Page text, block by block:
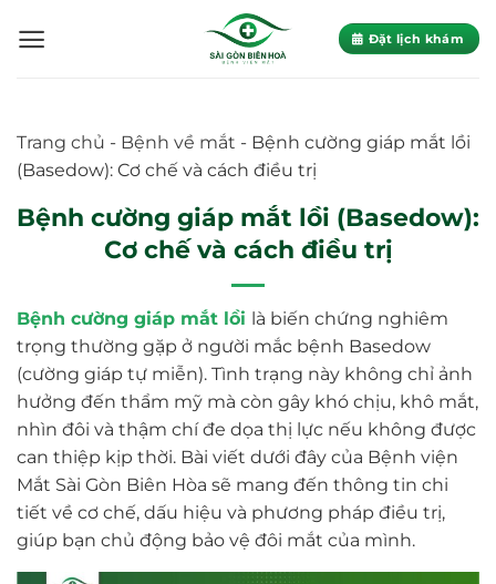
Đặt lịch khám
Trang chủ - Bệnh về mắt - Bệnh cường giáp mắt lồi
(Basedow): Cơ chế và cách điều trị
Bệnh cường giáp mắt lồi (Basedow):
Cơ chế và cách điều trị
Bệnh cường giáp mắt lồi là biến chứng nghiêm
trọng thường gặp ở người mắc bệnh Basedow
(cường giáp tự miễn). Tình trạng này không chỉ ảnh
hưởng đến thẩm mỹ mà còn gây khó chịu, khô mắt,
nhìn đôi và thậm chí đe dọa thị lực nếu không được
can thiệp kịp thời. Bài viết dưới đây của Bệnh viện
Mắt Sài Gòn Biên Hòa sẽ mang đến thông tin chi
tiết về cơ chế, dấu hiệu và phương pháp điều trị,
giúp bạn chủ động bảo vệ đôi mắt của mình.